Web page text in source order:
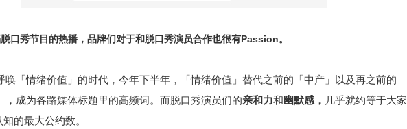
口秀节目的热播，品牌们对于和脱口秀演员合作也很有Passion。
唤「情绪价值」的时代，今年下半年，「情绪价值」替代之前的「中产」以及再之前的
，成为各路媒体标题里的高频词。而脱口秀演员们的亲和力和幽默感，几乎就约等于大家
的最大公约数。